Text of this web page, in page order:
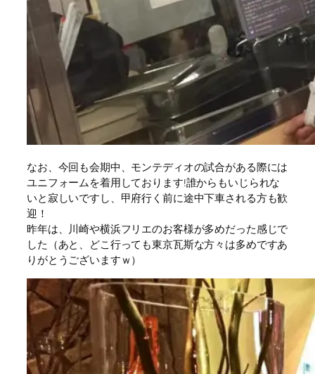
なお、今回も会期中、モンテディオの試合がある際には
ユニフォームを着用しております!誰からもいじられな
いと寂しいですし、甲府行く前に途中下車される方も歓
迎！
昨年は、川崎や横浜フリエのお客様が多めだった感じで
した（あと、どこ行っても東京瓦斯な方々は多めですあ
りがとうございますｗ）